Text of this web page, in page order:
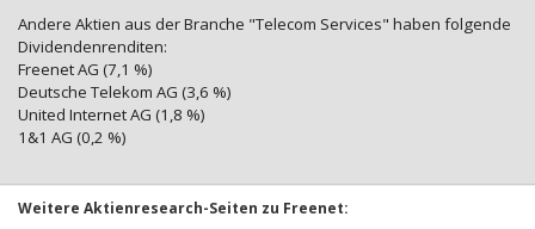
Andere Aktien aus der Branche "Telecom Services" haben folgende
Dividendenrenditen:
Freenet AG (7,1 %)
Deutsche Telekom AG (3,6 %)
United Internet AG (1,8 %)
1&1 AG (0,2 %)
Weitere Aktienresearch-Seiten zu Freenet: